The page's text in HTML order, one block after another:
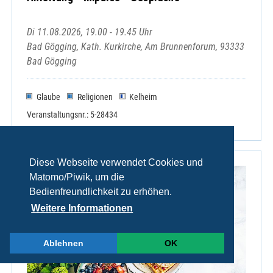
Diese Webseite verwendet Cookies und
Matomo/Piwik, um die
Bedienfreundlichkeit zu erhöhen.
Weitere Informationen
Ablehnen OK
Di 11.08.2026, 19.00 - 19.45 Uhr
Bad Gögging, Kath. Kurkirche, Am Brunnenforum, 93333
Bad Gögging
Glaube Religionen
Kelheim
Veranstaltungsnr.: 5-28434